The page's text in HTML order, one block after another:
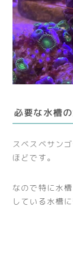
必要な水槽
スベスベサン
ほどです。
なので特に水
している水槽